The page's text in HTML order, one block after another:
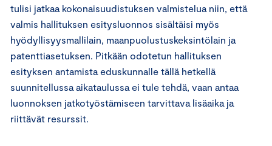
tulisi jatkaa kokonaisuudistuksen valmistelua niin, että
valmis hallituksen esitysluonnos sisältäisi myös
hyödyllisyysmallilain, maanpuolustuskeksintölain ja
patenttiasetuksen. Pitkään odotetun hallituksen
esityksen antamista eduskunnalle tällä hetkellä
suunnitellussa aikataulussa ei tule tehdä, vaan antaa
luonnoksen jatkotyöstämiseen tarvittava lisäaika ja
riittävät resurssit.